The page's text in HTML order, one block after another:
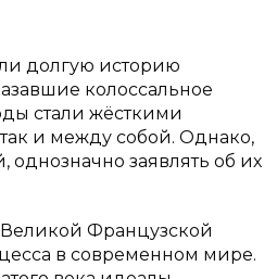
долгую историю
колоссальное
стали жёсткими
и между собой. Однако,
заявлять об их
Французской
в современном мире.